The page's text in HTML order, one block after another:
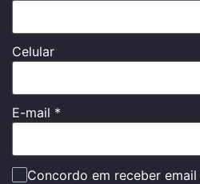
Celular
E-mail *
Concordo em receber